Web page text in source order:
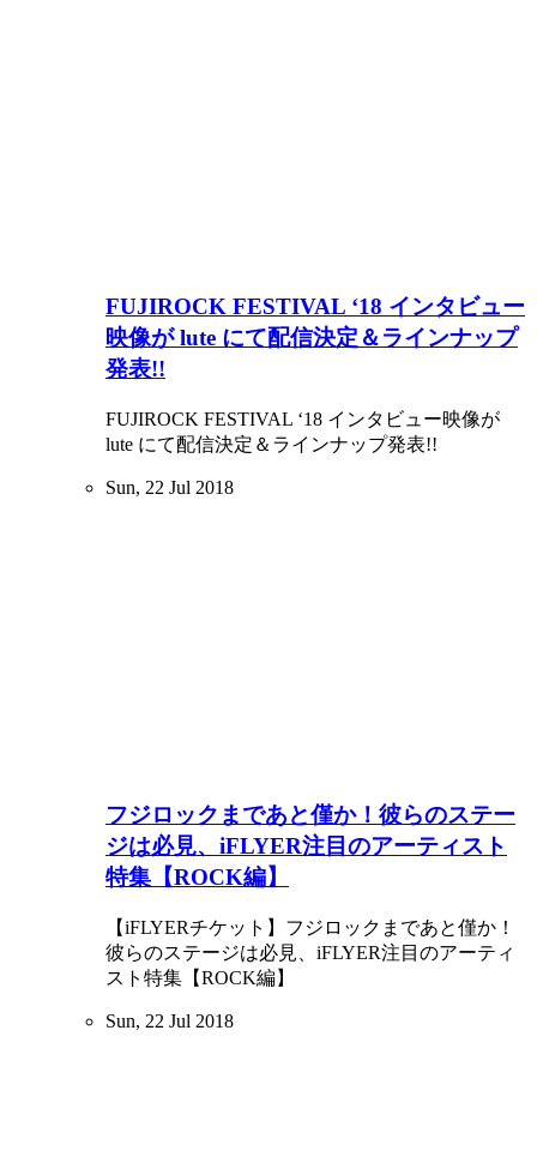
FUJIROCK FESTIVAL ‘18 インタビュー
映像が lute にて配信決定＆ラインナップ
発表!!
FUJIROCK FESTIVAL ‘18 インタビュー映像が
lute にて配信決定＆ラインナップ発表!!
Sun, 22 Jul 2018
フジロックまであと僅か！彼らのステー
ジは必見、iFLYER注目のアーティスト
特集【ROCK編】
【iFLYERチケット】フジロックまであと僅か！
彼らのステージは必見、iFLYER注目のアーティ
スト特集【ROCK編】
Sun, 22 Jul 2018